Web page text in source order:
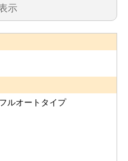
示
ルオートタイプ